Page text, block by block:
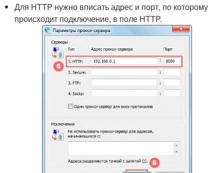
Для HTTP нужно вписать адрес и порт, по которому
происходит подключение, в поле HTTP.